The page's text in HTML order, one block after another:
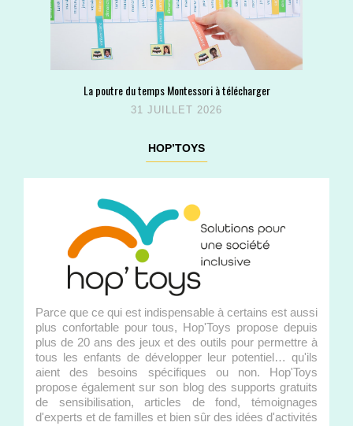
La poutre du temps Montessori à télécharger
31 JUILLET 2026
HOP’TOYS
Parce que ce qui est indispensable à certains est aussi
plus confortable pour tous, Hop'Toys propose depuis
plus de 20 ans des jeux et des outils pour permettre à
tous les enfants de développer leur potentiel… qu'ils
aient des besoins spécifiques ou non. Hop'Toys
propose également sur son blog des supports gratuits
de sensibilisation, articles de fond, témoignages
d'experts et de familles et bien sûr des idées d'activités